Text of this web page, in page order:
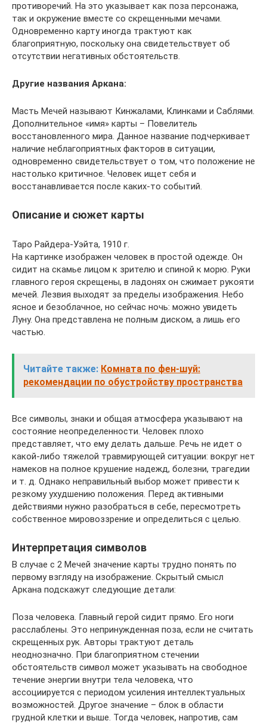
противоречий. На это указывает как поза персонажа,
так и окружение вместе со скрещенными мечами.
Одновременно карту иногда трактуют как
благоприятную, поскольку она свидетельствует об
отсутствии негативных обстоятельств.
Другие названия Аркана:
Масть Мечей называют Кинжалами, Клинками и Саблями.
Дополнительное «имя» карты – Повелитель
восстановленного мира. Данное название подчеркивает
наличие неблагоприятных факторов в ситуации,
одновременно свидетельствует о том, что положение не
настолько критичное. Человек ищет себя и
восстанавливается после каких-то событий.
Описание и сюжет карты
Таро Райдера-Уэйта, 1910 г.
На картинке изображен человек в простой одежде. Он
сидит на скамье лицом к зрителю и спиной к морю. Руки
главного героя скрещены, в ладонях он сжимает рукояти
мечей. Лезвия выходят за пределы изображения. Небо
ясное и безоблачное, но сейчас ночь: можно увидеть
Луну. Она представлена не полным диском, а лишь его
частью.
Читайте также: Комната по фен-шуй:
рекомендации по обустройству пространства
Все символы, знаки и общая атмосфера указывают на
состояние неопределенности. Человек плохо
представляет, что ему делать дальше. Речь не идет о
какой-либо тяжелой травмирующей ситуации: вокруг нет
намеков на полное крушение надежд, болезни, трагедии
и т. д. Однако неправильный выбор может привести к
резкому ухудшению положения. Перед активными
действиями нужно разобраться в себе, пересмотреть
собственное мировоззрение и определиться с целью.
Интерпретация символов
В случае с 2 Мечей значение карты трудно понять по
первому взгляду на изображение. Скрытый смысл
Аркана подскажут следующие детали:
Поза человека. Главный герой сидит прямо. Его ноги
расслаблены. Это непринужденная поза, если не считать
скрещенных рук. Авторы трактуют деталь
неоднозначно. При благоприятном стечении
обстоятельств символ может указывать на свободное
течение энергии внутри тела человека, что
ассоциируется с периодом усиления интеллектуальных
возможностей. Другое значение – блок в области
грудной клетки и выше. Тогда человек, напротив, сам